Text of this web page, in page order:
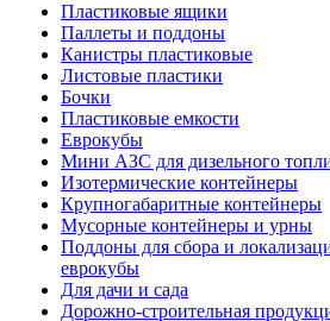
Пластиковые ящики
Паллеты и поддоны
Канистры пластиковые
Листовые пластики
Бочки
Пластиковые емкости
Еврокубы
Мини АЗС для дизельного
Изотермические контейнеры
Крупногабаритные контейнеры
Мусорные контейнеры и урны
Поддоны для сбора и
еврокубы
Для дачи и сада
Дорожно-строительная